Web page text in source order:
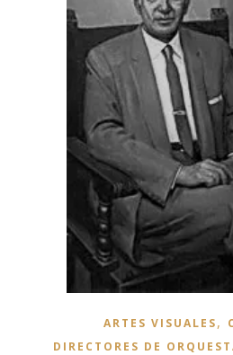
ARTES VISUALES,
DIRECTORES DE